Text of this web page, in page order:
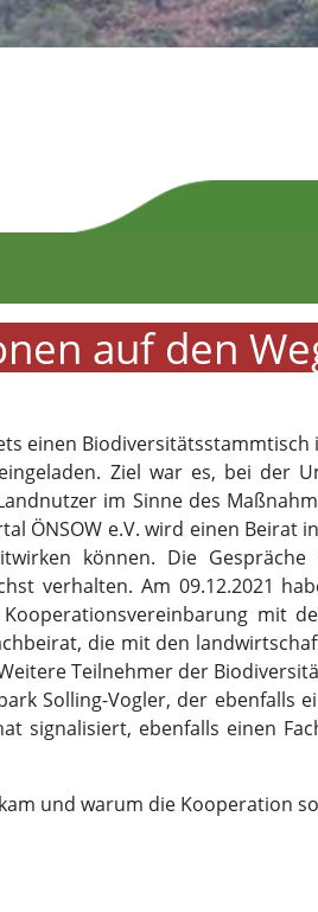
auf den
einen
Ziel war es, bei der
im Sinne des
ÖNSOW e.V. wird einen
können. Die
verhalten. Am 09.12.2021
mit
die mit den
Teilnehmer der
Solling-Vogler, der ebenfalls
signalisiert, ebenfalls einen
und warum die Kooperation